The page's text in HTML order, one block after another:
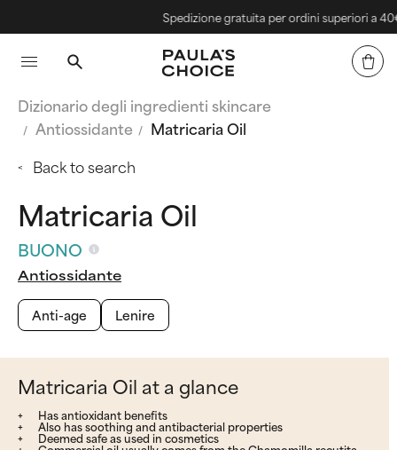
Spedizione gratuita per ordini superiori a 40€
Dizionario degli ingredienti skincare
Antiossidante
Matricaria Oil
Back to search
Matricaria Oil
BUONO
Antiossidante
Anti-age
Lenire
Matricaria Oil at a glance
Has antioxidant benefits
Also has soothing and antibacterial properties
Deemed safe as used in cosmetics